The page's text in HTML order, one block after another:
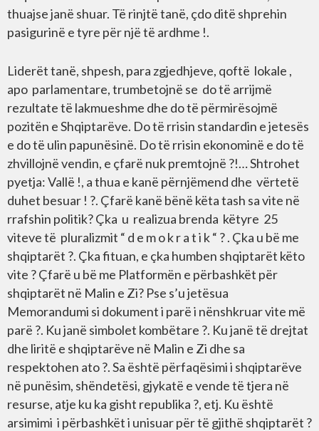
thuajse janë shuar. Të rinjtë tanë, çdo ditë shprehin
pasigurinë e tyre për një të ardhme !.
Liderët tanë, shpesh, para zgjedhjeve, qoftë lokale ,
apo parlamentare, trumbetojnë se do të arrijmë
rezultate të lakmueshme dhe do të përmirësojmë
pozitën e Shqiptarëve. Do të rrisin standardin e jetesës
e do të ulin papunësinë. Do të rrisin ekonominë e do të
zhvillojnë vendin, e çfarë nuk premtojnë ?!… Shtrohet
pyetja: Vallë !, a thua e kanë përnjëmend dhe vërtetë
duhet besuar ! ?. Çfarë kanë bënë këta tash sa vite në
rrafshin politik? Çka u realizua brenda këtyre 25
viteve të pluralizmit “ d e m o k r a t i k “ ? . Çka u bë me
shqiptarët ?. Çka fituan, e çka humben shqiptarët këto
vite ? Çfarë u bë me Platformën e përbashkët për
shqiptarët në Malin e Zi? Pse s’u jetësua
Memorandumi si dokument i parë i nënshkruar vite më
parë ?. Ku janë simbolet kombëtare ?. Ku janë të drejtat
dhe liritë e shqiptarëve në Malin e Zi dhe sa
respektohen ato ?. Sa është përfaqësimi i shqiptarëve
në punësim, shëndetësi, gjykatë e vende të tjera në
resurse, atje ku ka gisht republika ?, etj. Ku është
arsimimi i përbashkët i unisuar për të gjithë shqiptarët ?